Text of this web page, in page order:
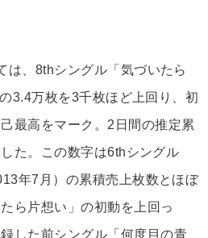
、8thシングル「気づいたら
3.4万枚を3千枚ほど上回り、初
最高をマーク。2日間の推定累
た。この数字は6thシングル
年7月）の累積売上枚数とほぼ
ら片想い」の初動を上回っ
した前シングル「何度目の青